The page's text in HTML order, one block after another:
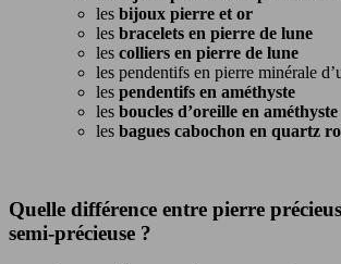
les bijoux pierre et or
les bracelets en pierre de lune
les colliers en pierre de lune
les pendentifs en pierre minérale
les pendentifs en améthyste
les boucles d’oreille en améthyste
les bagues cabochon en quartz
Quelle différence entre pierre
semi-précieuse ?